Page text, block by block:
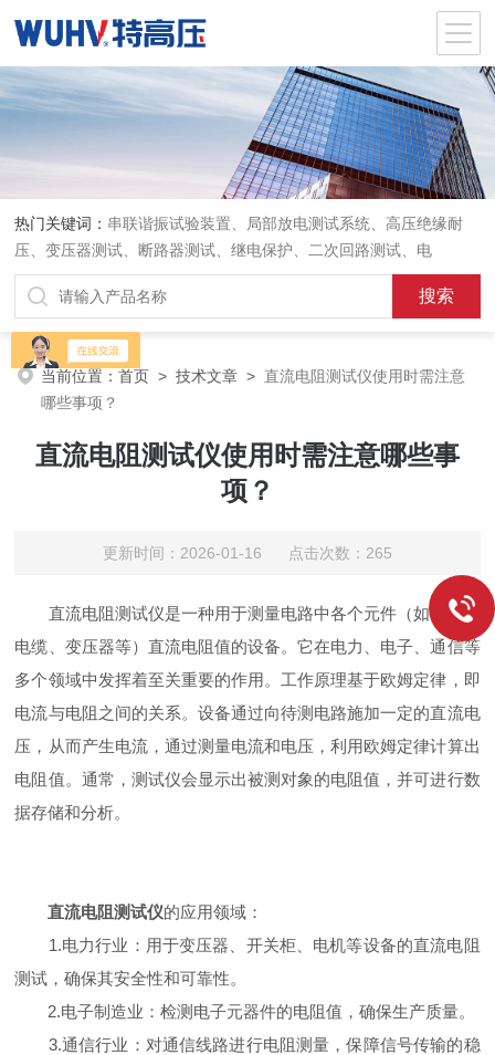
热门关键词： 串联谐振试验装置、局部放电测试系统、高压绝缘耐
压、变压器测试、断路器测试、继电保护、二次回路测试、电
当前位置：首页 >技术文章 > 直流电阻测试仪使用时需注意
哪些事项？
直流电阻测试仪使用时需注意哪些事
项？
更新时间：2026-01-16 点击次数：265
直流电阻测试仪是一种用于测量电路中各个元件（如电阻、
电缆、变压器等）直流电阻值的设备。它在电力、电子、通信等
多个领域中发挥着至关重要的作用。工作原理基于欧姆定律，即
电流与电阻之间的关系。设备通过向待测电路施加一定的直流电
压，从而产生电流，通过测量电流和电压，利用欧姆定律计算出
电阻值。通常，测试仪会显示出被测对象的电阻值，并可进行数
据存储和分析。
直流电阻测试仪的应用领域：
1.电力行业：用于变压器、开关柜、电机等设备的直流电阻
测试，确保其安全性和可靠性。
2.电子制造业：检测电子元器件的电阻值，确保生产质量。
3.通信行业：对通信线路进行电阻测量，保障信号传输的稳